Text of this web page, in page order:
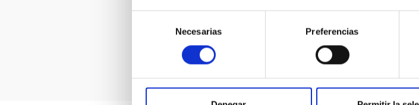
consentimiento
Necesarias Preferencias
del cielo nocturno.
El Grupo de Calidad de Cielo organiza
grupo ha publicado en numerosas revistas con
caracterización de sitos. Una gran parte de los